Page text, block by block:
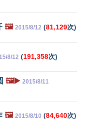
🖼️ 2015/8/12 (81,129次)
8/12 (191,358次)
🖼️▶️ 2015/8/11
🖼️ 2015/8/10 (84,640次)